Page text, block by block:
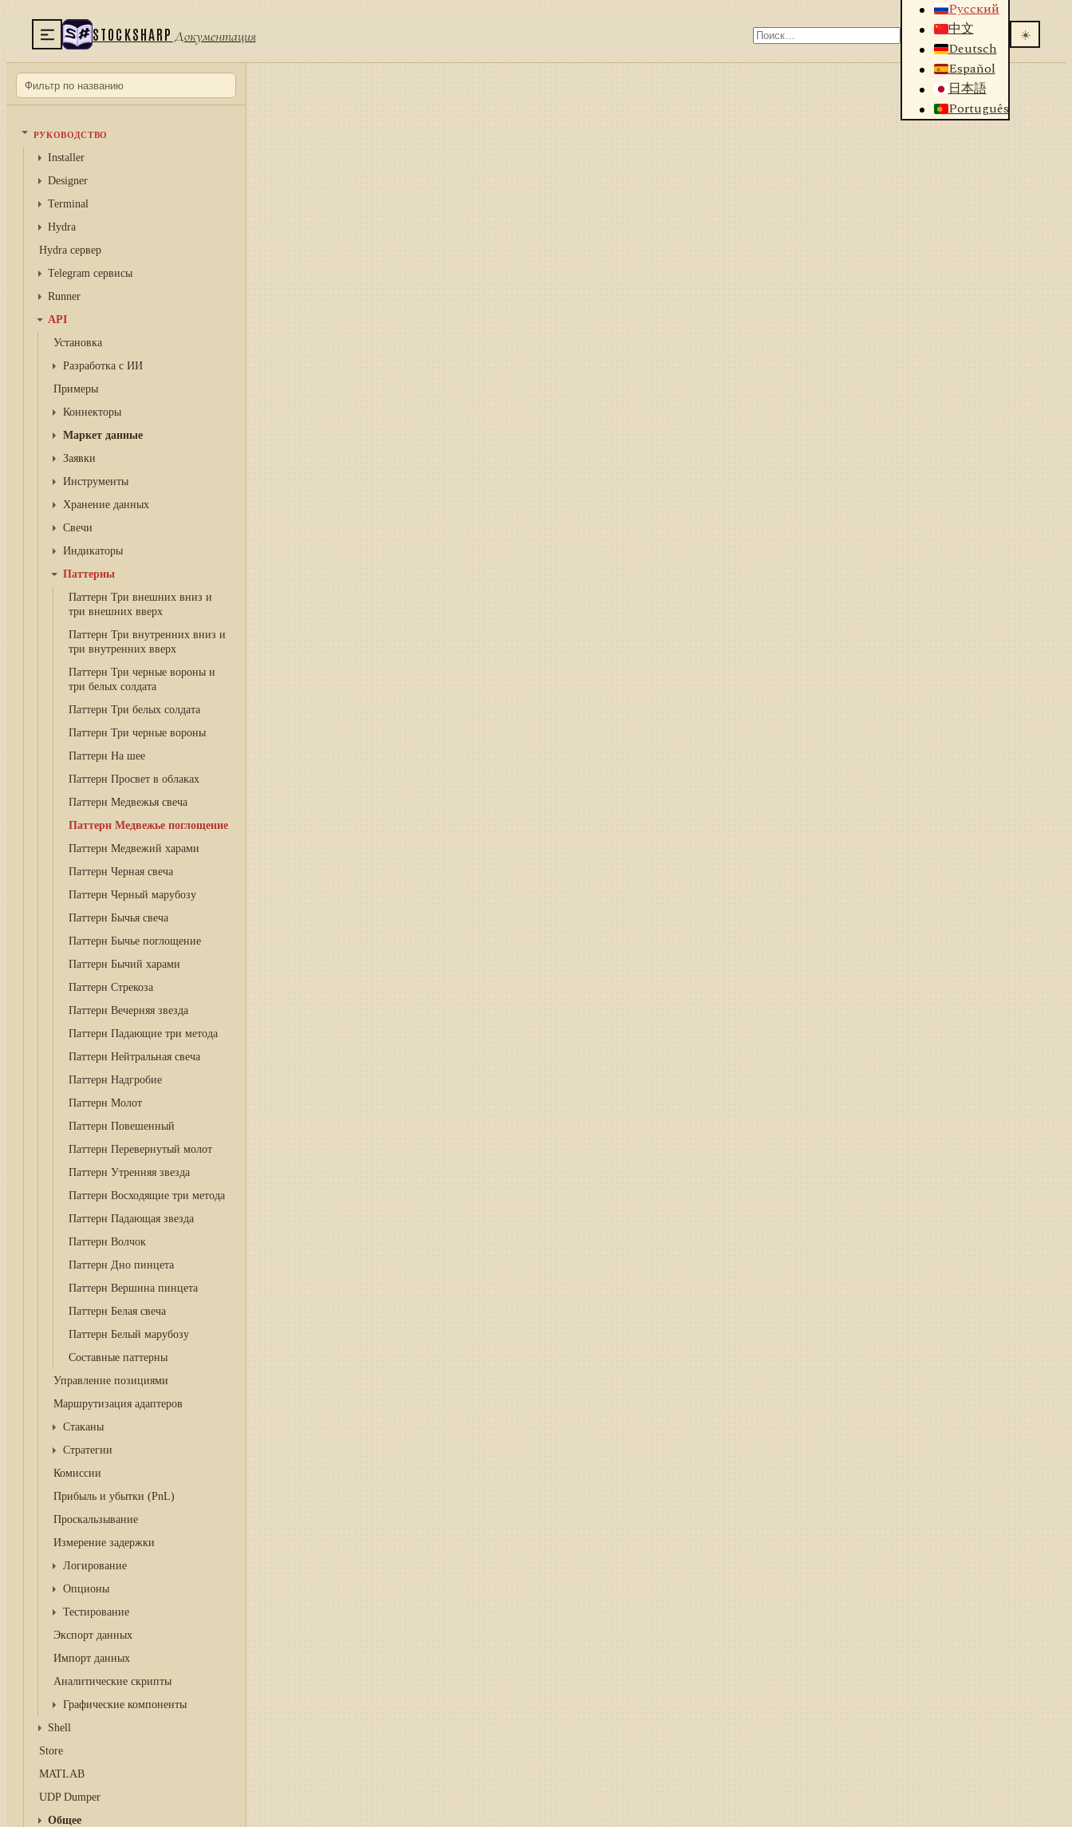
STOCKSHARP Документация
Русский
中文
Deutsch
Español
日本語
Português
☀️
РУКОВОДСТВО
Installer
Designer
Terminal
Hydra
Hydra сервер
Telegram сервисы
Runner
API
Установка
Разработка с ИИ
Примеры
Коннекторы
Маркет данные
Заявки
Инструменты
Хранение данных
Свечи
Индикаторы
Паттерны
Паттерн Три внешних вниз и
три внешних вверх
Паттерн Три внутренних вниз и
три внутренних вверх
Паттерн Три черные вороны и
три белых солдата
Паттерн Три белых солдата
Паттерн Три черные вороны
Паттерн На шее
Паттерн Просвет в облаках
Паттерн Медвежья свеча
Паттерн Медвежье поглощение
Паттерн Медвежий харами
Паттерн Черная свеча
Паттерн Черный марубозу
Паттерн Бычья свеча
Паттерн Бычье поглощение
Паттерн Бычий харами
Паттерн Стрекоза
Паттерн Вечерняя звезда
Паттерн Падающие три метода
Паттерн Нейтральная свеча
Паттерн Надгробие
Паттерн Молот
Паттерн Повешенный
Паттерн Перевернутый молот
Паттерн Утренняя звезда
Паттерн Восходящие три метода
Паттерн Падающая звезда
Паттерн Волчок
Паттерн Дно пинцета
Паттерн Вершина пинцета
Паттерн Белая свеча
Паттерн Белый марубозу
Составные паттерны
Управление позициями
Маршрутизация адаптеров
Стаканы
Cтратегии
Комиссии
Прибыль и убытки (PnL)
Проскальзывание
Измерение задержки
Логирование
Опционы
Тестирование
Экспорт данных
Импорт данных
Аналитические скрипты
Графические компоненты
Shell
Store
MATLAB
UDP Dumper
Общее